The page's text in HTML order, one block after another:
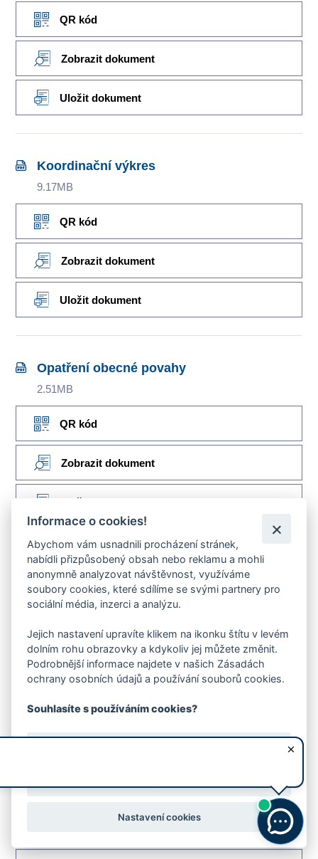
QR kód
Zobrazit dokument
Uložit dokument
Koordinační výkres
9.17MB
QR kód
Zobrazit dokument
Uložit dokument
Opatření obecné povahy
2.51MB
QR kód
Zobrazit dokument
Uložit dokument
Srovnávací znění
1.04MB
Zobrazit dokument
Uložit dokument
Informace o cookies!
Abychom vám usnadnili procházení stránek,
nabídli přizpůsobený obsah nebo reklamu a mohli
anonymně analyzovat návštěvnost, využíváme
soubory cookies, které sdílíme se svými partnery pro
sociální média, inzerci a analýzu.
Jejich nastavení upravíte klikem na ikonku štítu v levém
dolním rohu obrazovky a kdykoliv jej můžete změnit.
Podrobnější informace najdete v našich Zásadách
ochrany osobních údajů a používání souborů cookies.
Souhlasíte s používáním cookies?
Nastavení cookies